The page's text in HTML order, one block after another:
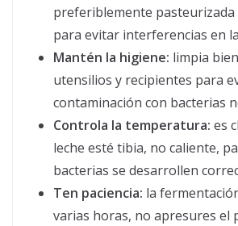
preferiblemente pasteurizada
para evitar interferencias en
Mantén la higiene: limpia
utensilios y recipientes para
contaminación con bacterias
Controla la temperatura: es
leche esté tibia, no caliente,
bacterias se desarrollen
Ten paciencia: la
varias horas, no apresures el